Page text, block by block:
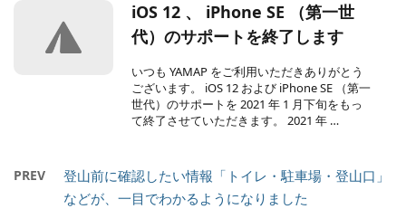
iOS 12 、 iPhone SE （第一世
代）のサポートを終了します
いつも YAMAP をご利用いただきありがとう
ございます。 iOS 12 および iPhone SE （第一
世代）のサポートを 2021 年 1 月下旬をもっ
て終了させていただきます。 2021 年 …
PREV
登山前に確認したい情報「トイレ・駐車場・登山口」
などが、一目でわかるようになりました